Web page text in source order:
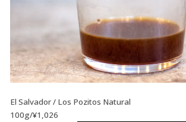
El Salvador / Los Pozitos Natural
100g/¥1,026